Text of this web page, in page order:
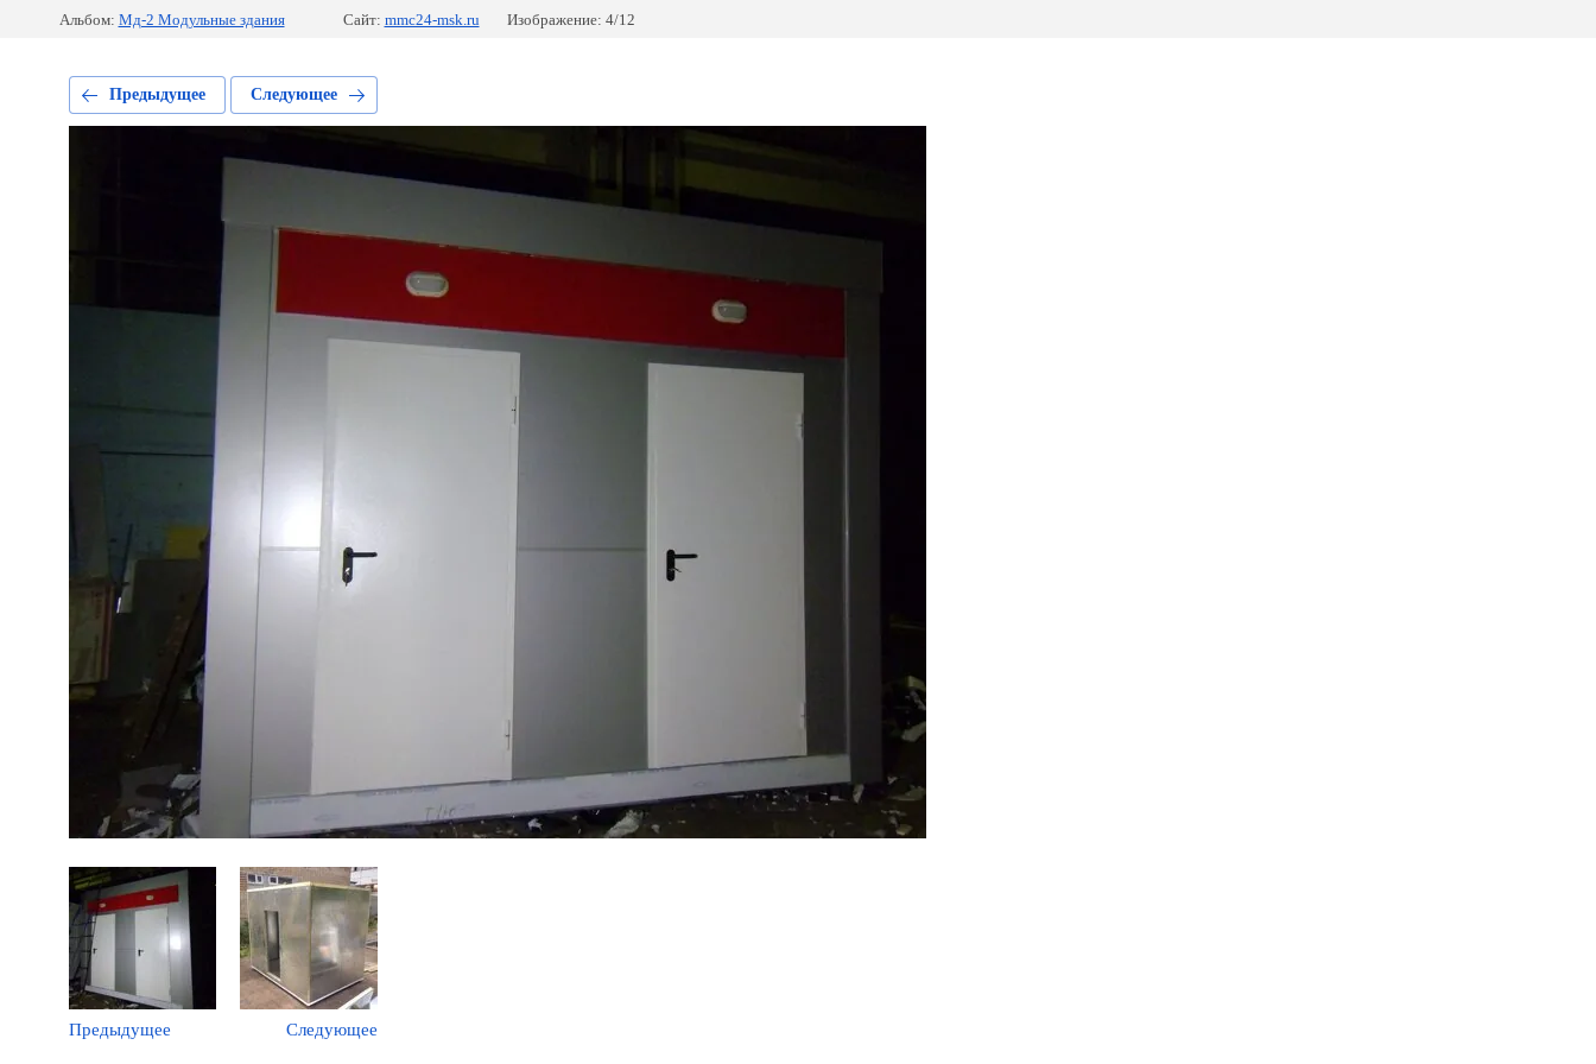
Альбом: Мд-2 Модульные здания Сайт: mmc24-msk.ru Изображение: 4/12
Предыдущее Следующее
Предыдущее Следующее